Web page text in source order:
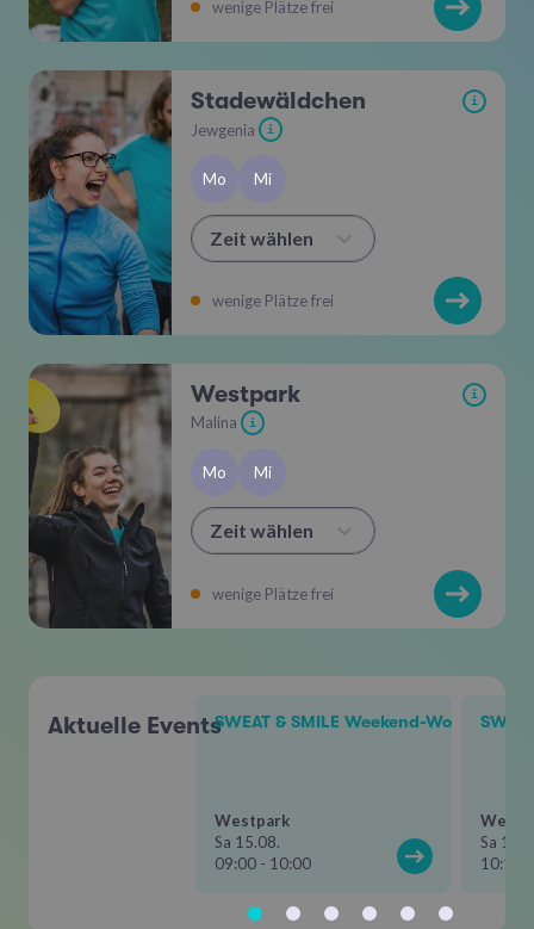
wenige Plätze frei
Stadewäldchen i
Jewgenia i
Mo Mi
Zeit wählen
wenige Plätze frei
Westpark i
Malina i
Mo Mi
Zeit wählen
wenige Plätze frei
Aktuelle EventsSWEAT & SMILE Weekend-Workout
Westpark
Sa 15.08.
09:00 - 10:00
Sa
10:15